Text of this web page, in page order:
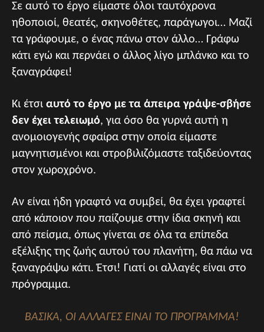
Σε αυτό το έργο είμαστε όλοι ταυτόχρονα
ηθοποιοί, θεατές, σκηνοθέτες, παράγωγοι… Μαζί
τα γράφουμε, ο ένας πάνω στον άλλο… Γράφω
κάτι εγώ και περνάει ο άλλος λίγο μπλάνκο και το
ξαναγράφει!
Κι έτσι αυτό το έργο με τα άπειρα γράψε-σβήσε
δεν έχει τελειωμό, για όσο θα γυρνά αυτή η
ανομοιογενής σφαίρα στην οποία είμαστε
μαγνητισμένοι και στροβιλιζόμαστε ταξιδεύοντας
στον χωροχρόνο.
Αν είναι ήδη γραφτό να συμβεί, θα έχει γραφτεί
από κάποιον που παίζουμε στην ίδια σκηνή και
από πείσμα, όπως γίνεται σε όλα τα επίπεδα
εξέλιξης της ζωής αυτού του πλανήτη, θα πάω να
ξαναγράψω κάτι. Έτσι! Γιατί οι αλλαγές είναι στο
πρόγραμμα.
ΒΑΣΙΚΑ, ΟΙ ΑΛΛΑΓΕΣ ΕΙΝΑΙ ΤΟ ΠΡΟΓΡΑΜΜΑ!